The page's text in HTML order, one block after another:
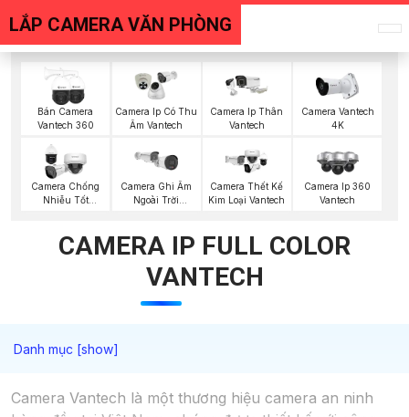
LẮP CAMERA VĂN PHÒNG
Bán Camera
Vantech 360
Camera Ip Có Thu
Âm Vantech
Camera Ip Thân
Vantech
Camera Vantech
4K
Camera Chống
Nhiễu Tốt
Camera Ghi Âm
Ngoài Trời
Camera Thết Kế
Kim Loại Vantech
Camera Ip 360
Vantech
CAMERA IP FULL COLOR
VANTECH
Camera Vantech là một thương hiệu camera an ninh